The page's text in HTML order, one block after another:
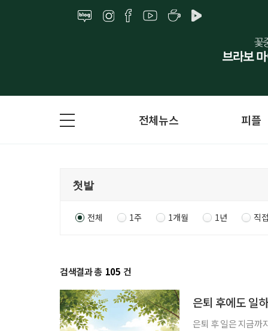
전체뉴스 피플
전체 1주 1개월 1년 직
검색결과 총 105 건
은퇴 후에도 일
은퇴 후 일은 지금까